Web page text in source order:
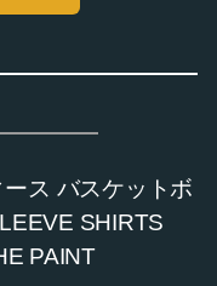
ス バスケットボ
SHIRTS
PAINT